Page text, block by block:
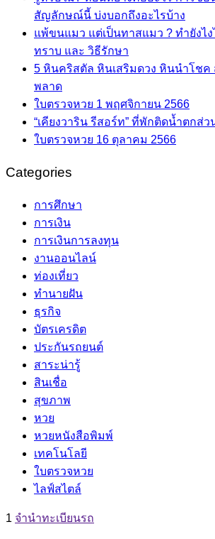
สัญลักษณ์นี้ บ่งบอกถึงอะไรบ้าง
แพ้ขนแมว แต่เป็นทาสแมว ? ทำยังไง
ทราบ และ วิธีรักษา
5 หินคริสตัล หินเสริมดวง หินนำโชค
พลาด
ใบตรวจหวย 1 พฤศจิกายน 2566
“เคียงวาริน รีสอร์ท” ที่พักติดน้ำตกส่ว
ใบตรวจหวย 16 ตุลาคม 2566
Categories
การศึกษา
การเงิน
การเงินการลงทุน
งานออนไลน์
ท่องเที่ยว
ทำนายฝัน
ธุรกิจ
บัตรเครดิต
ประกันรถยนต์
สาระน่ารู้
สินเชื่อ
สุขภาพ
หวย
หวยหนังสือพิมพ์
เทคโนโลยี
ใบตรวจหวย
ไลฟ์สไตล์
1 จํานําทะเบียนรถ